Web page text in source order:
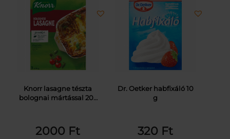
Knorr lasagne tészta
bolognai mártással 205
2000 Ft
Dr. Oetker habfixáló 10
g
320 Ft